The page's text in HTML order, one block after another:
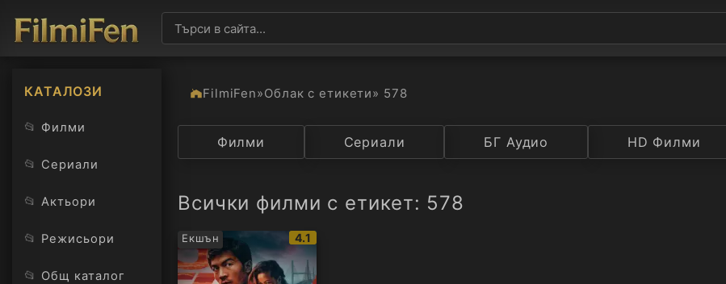
КАТАЛОЗИ
📂 Филми
📂 Сериали
📂 Актьори
📂 Режисьори
📂 Общ каталог
FilmiFen»Облак с етикети» 578
Категория Държава Рейтинг
Филми Сериали БГ Аудио HD Филми
Всички филми с етикет: 578
Екшън
IMDb
рейтинг:
4.1